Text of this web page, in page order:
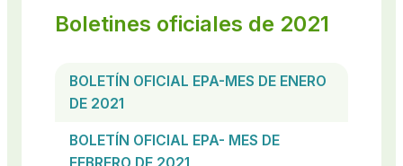
Boletines oficiales de 2021
BOLETÍN OFICIAL EPA-MES DE ENERO
DE 2021
BOLETÍN OFICIAL EPA- MES DE